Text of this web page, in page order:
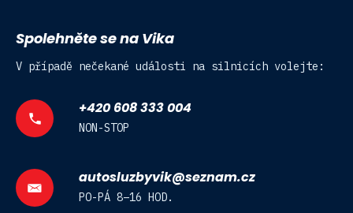
Spolehněte se na Vika
V případě nečekané události na silnicích volejte:
+420 608 333 004
NON-STOP
autosluzbyvik@seznam.cz
PO-PÁ 8–16 HOD.